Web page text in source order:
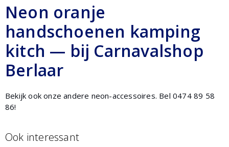
Neon oranje
handschoenen kamping
kitch — bij Carnavalshop
Berlaar
Bekijk ook onze andere neon-accessoires. Bel 0474 89 58
86!
Ook interessant